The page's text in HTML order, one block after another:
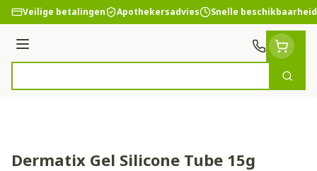
Ga naar de inhoud
Veilige betalingen Apothekersadvies Snelle beschikbaarheid
Menu
Zoek
Dermatix Gel Silicone Tube 15g